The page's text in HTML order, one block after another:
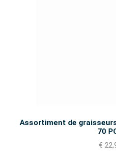
Assortiment de
70
€